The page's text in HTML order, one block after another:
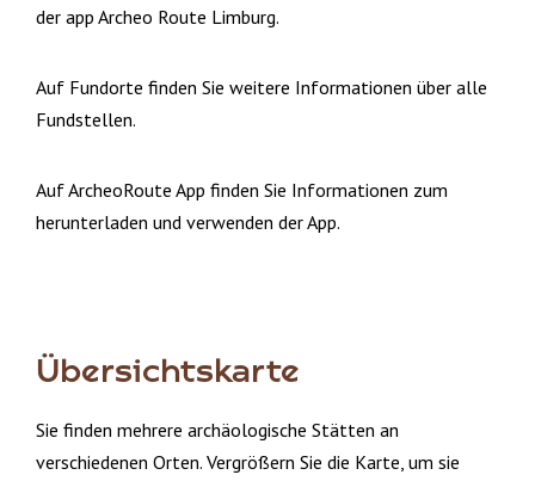
der app Archeo Route Limburg.
Auf Fundorte finden Sie weitere Informationen über alle
Fundstellen.
Auf ArcheoRoute App finden Sie Informationen zum
herunterladen und verwenden der App.
Übersichtskarte
Sie finden mehrere archäologische Stätten an
verschiedenen Orten. Vergrößern Sie die Karte, um sie